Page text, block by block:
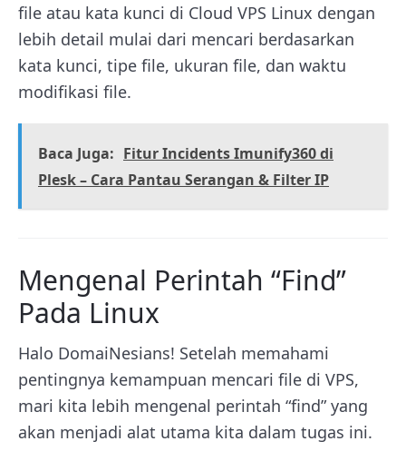
file atau kata kunci di Cloud VPS Linux dengan
lebih detail mulai dari mencari berdasarkan
kata kunci, tipe file, ukuran file, dan waktu
modifikasi file.
Baca Juga: Fitur Incidents Imunify360 di
Plesk – Cara Pantau Serangan & Filter IP
Mengenal Perintah “Find”
Pada Linux
Halo DomaiNesians! Setelah memahami
pentingnya kemampuan mencari file di VPS,
mari kita lebih mengenal perintah “find” yang
akan menjadi alat utama kita dalam tugas ini.